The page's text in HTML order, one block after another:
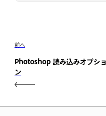
前へ
Photoshop 読み込みオプショ
ン